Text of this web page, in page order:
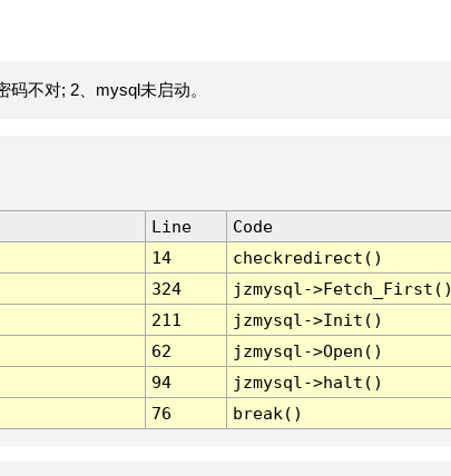
不对; 2、mysql未启动。
Line
Code
14
checkredirect()
324
jzmysql-
211
jzmysql->Init()
62
jzmysql->Open()
94
jzmysql->halt()
76 break()